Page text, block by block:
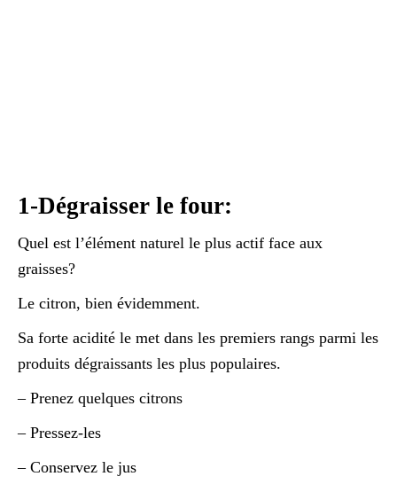
1-Dégraisser le four:
Quel est l’élément naturel le plus actif face aux
graisses?
Le citron, bien évidemment.
Sa forte acidité le met dans les premiers rangs parmi les
produits dégraissants les plus populaires.
– Prenez quelques citrons
– Pressez-les
– Conservez le jus